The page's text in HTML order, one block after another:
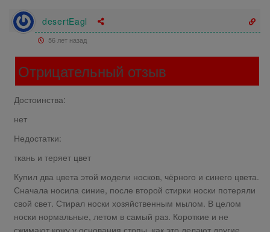
desertEagl
56 лет назад
Отрицательный отзыв
Достоинства:
нет
Недостатки:
ткань и теряет цвет
Купил два цвета этой модели носков, чёрного и синего цвета.
Сначала носила синие, после второй стирки носки потеряли
свой свет. Стирал носки хозяйственным мылом. В целом
носки нормальные, летом в самый раз. Короткие и не
сжимают кожу у основания стопы, как это делают другие